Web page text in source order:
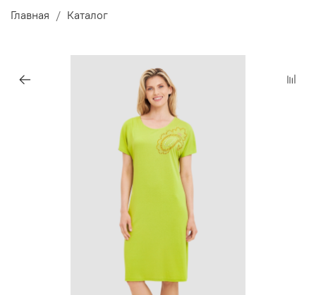
Главная Каталог